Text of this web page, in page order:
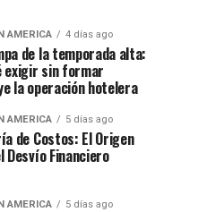
AMERICA 4 días ago
de la temporada alta:
exigir sin formar
la operación hotelera
AMERICA 5 días ago
de Costos: El Origen
Desvío Financiero
AMERICA 5 días ago